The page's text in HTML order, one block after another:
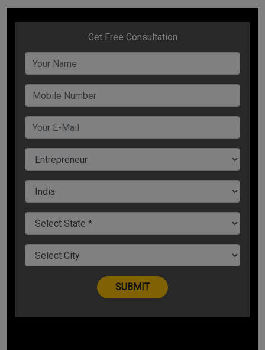
इंटरनेट के द्वारा आप आसानी से अपने प्रोडक्ट और सर्विस के बारे में अधिक से
अधिक लोगों को बता सकते हैं. वर्तमान में बड़े और छोटे सभी ब्रांड ऑनलाइन
एडवरटाइजिंग से बेहतर नतीजे पा रहे हैं. इसलिए आप भी इसे जरूर अपनाएं.
सेल और ऑफर्स
सेल या अच्छे ऑफर्स किसे पसंद नहीं होते हैं. इसलिए आप भी बिजनेस में ग्रोथ
के लिए ग्राहकों को समय-समय पर अच्छे ऑफर्स दें. आपका बिजनेस ऑनलाइन
हो या ऑफलाइन सेल और ऑफर्स देखकर ग्राहक खुद को रोक नहीं पाएंगे.
आप महीने में 1 या 2 बार या किसी विशेष दिन पर ग्राहकों को विशेष छूट दे सकते
हैं. ऑफर्स का एक फायदा यह भी होता है कि इससे ग्राहक आपसे जुड़ते हैं और
अधिकांश मामलों में वे आपके परमानेंट ग्राहक बन जाते हैं.
सोशल मीडिया
सोशल मीडिया पर मार्केटिंग से आपको बेस्ट रिजल्ट मिलेगा. अगर आप सही
चौंका देंगे. सोशल मीडिया पर आप कम समय और कम खर्चे में अपने ब्रांड को
लोकप्रिय बना सकते हैं.
आज के समय में यह मार्केटिंग का सबसे सुपर तरीका है. सोशल मीडिया (फेसबुक,
इंस्टाग्राम, ट्वीटर) के जरिए ग्राहकों से जुड़ें, क्रिएटिव पोस्ट के जरिए उन्हें